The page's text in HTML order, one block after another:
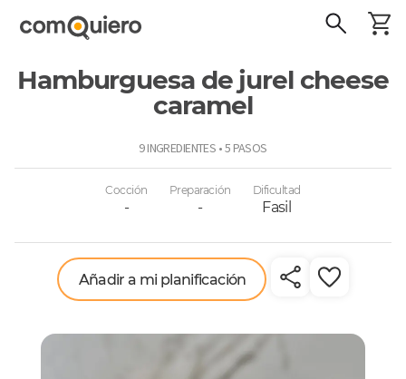
Hamburguesa de jurel cheese
caramel
9 INGREDIENTES • 5 PASOS
Cocción
-
Preparación
-
Dificultad
Fasil
Añadir a mi planificación